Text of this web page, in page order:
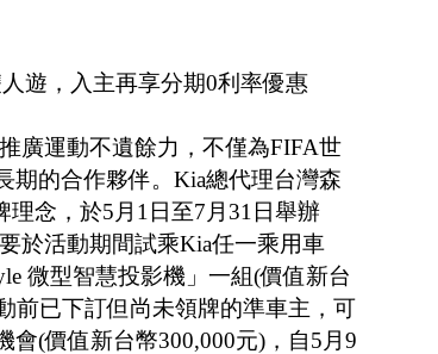
遊，入主再享分期0利率優惠
廣運動不遺餘力，不僅為FIFA世
期的合作夥伴。Kia總代理台灣森
念，於5月1日至7月31日舉辦
於活動期間試乘Kia任一乘用車
微型智慧投影機」一組(價值新台
前已下訂但尚未領牌的準車主，可
(價值新台幣300,000元)，自5月9